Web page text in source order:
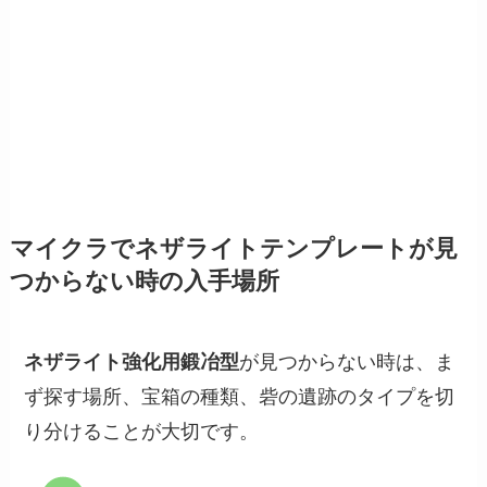
マイクラでネザライトテンプレートが見
つからない時の入手場所
ネザライト強化用鍛冶型が見つからない時は、ま
ず探す場所、宝箱の種類、砦の遺跡のタイプを切
り分けることが大切です。